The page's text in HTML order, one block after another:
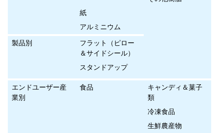
紙
アルミニウム
製品別
フラット（ピロー
＆サイドシール）
スタンドアップ
エンドユーザー産
業別
食品
キャンディ＆菓子
類
冷凍食品
生鮮農産物